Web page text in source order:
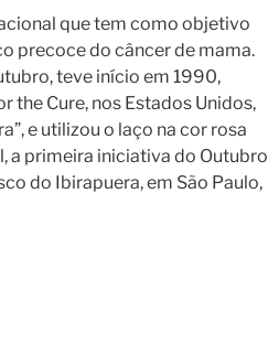
que tem como objetivo
precoce do câncer de mama.
teve início em 1990,
the Cure, nos Estados Unidos,
e utilizou o laço na cor rosa
a primeira iniciativa do Outubro
do Ibirapuera, em São Paulo,